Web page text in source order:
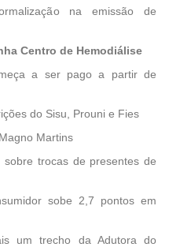
na emissão de
Centro de Hemodiálise
a ser pago a partir de
do Sisu, Prouni e Fies
Martins
sobre trocas de presentes de
sobe 2,7 pontos em
um trecho da Adutora do